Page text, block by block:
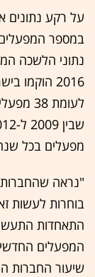
על רקע נתונים
במספר
מפעלים בכל
"נראה
בוחרות לעשות
התאחדות
המפעלים
שיעור החברות